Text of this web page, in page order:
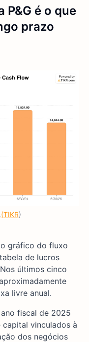
P&G é o que
prazo
(TIKR)
o gráfico do fluxo
de lucros
últimos cinco
livre anual.
fiscal de 2025
vinculados à
dos negócios